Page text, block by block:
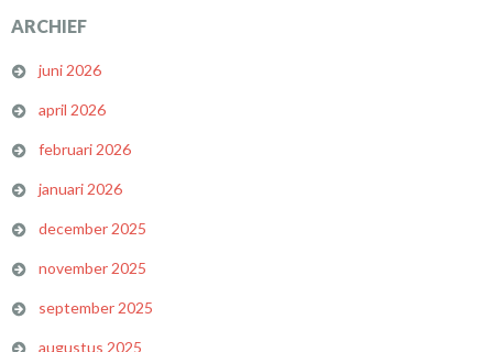
ARCHIEF
juni 2026
april 2026
februari 2026
januari 2026
december 2025
november 2025
september 2025
augustus 2025